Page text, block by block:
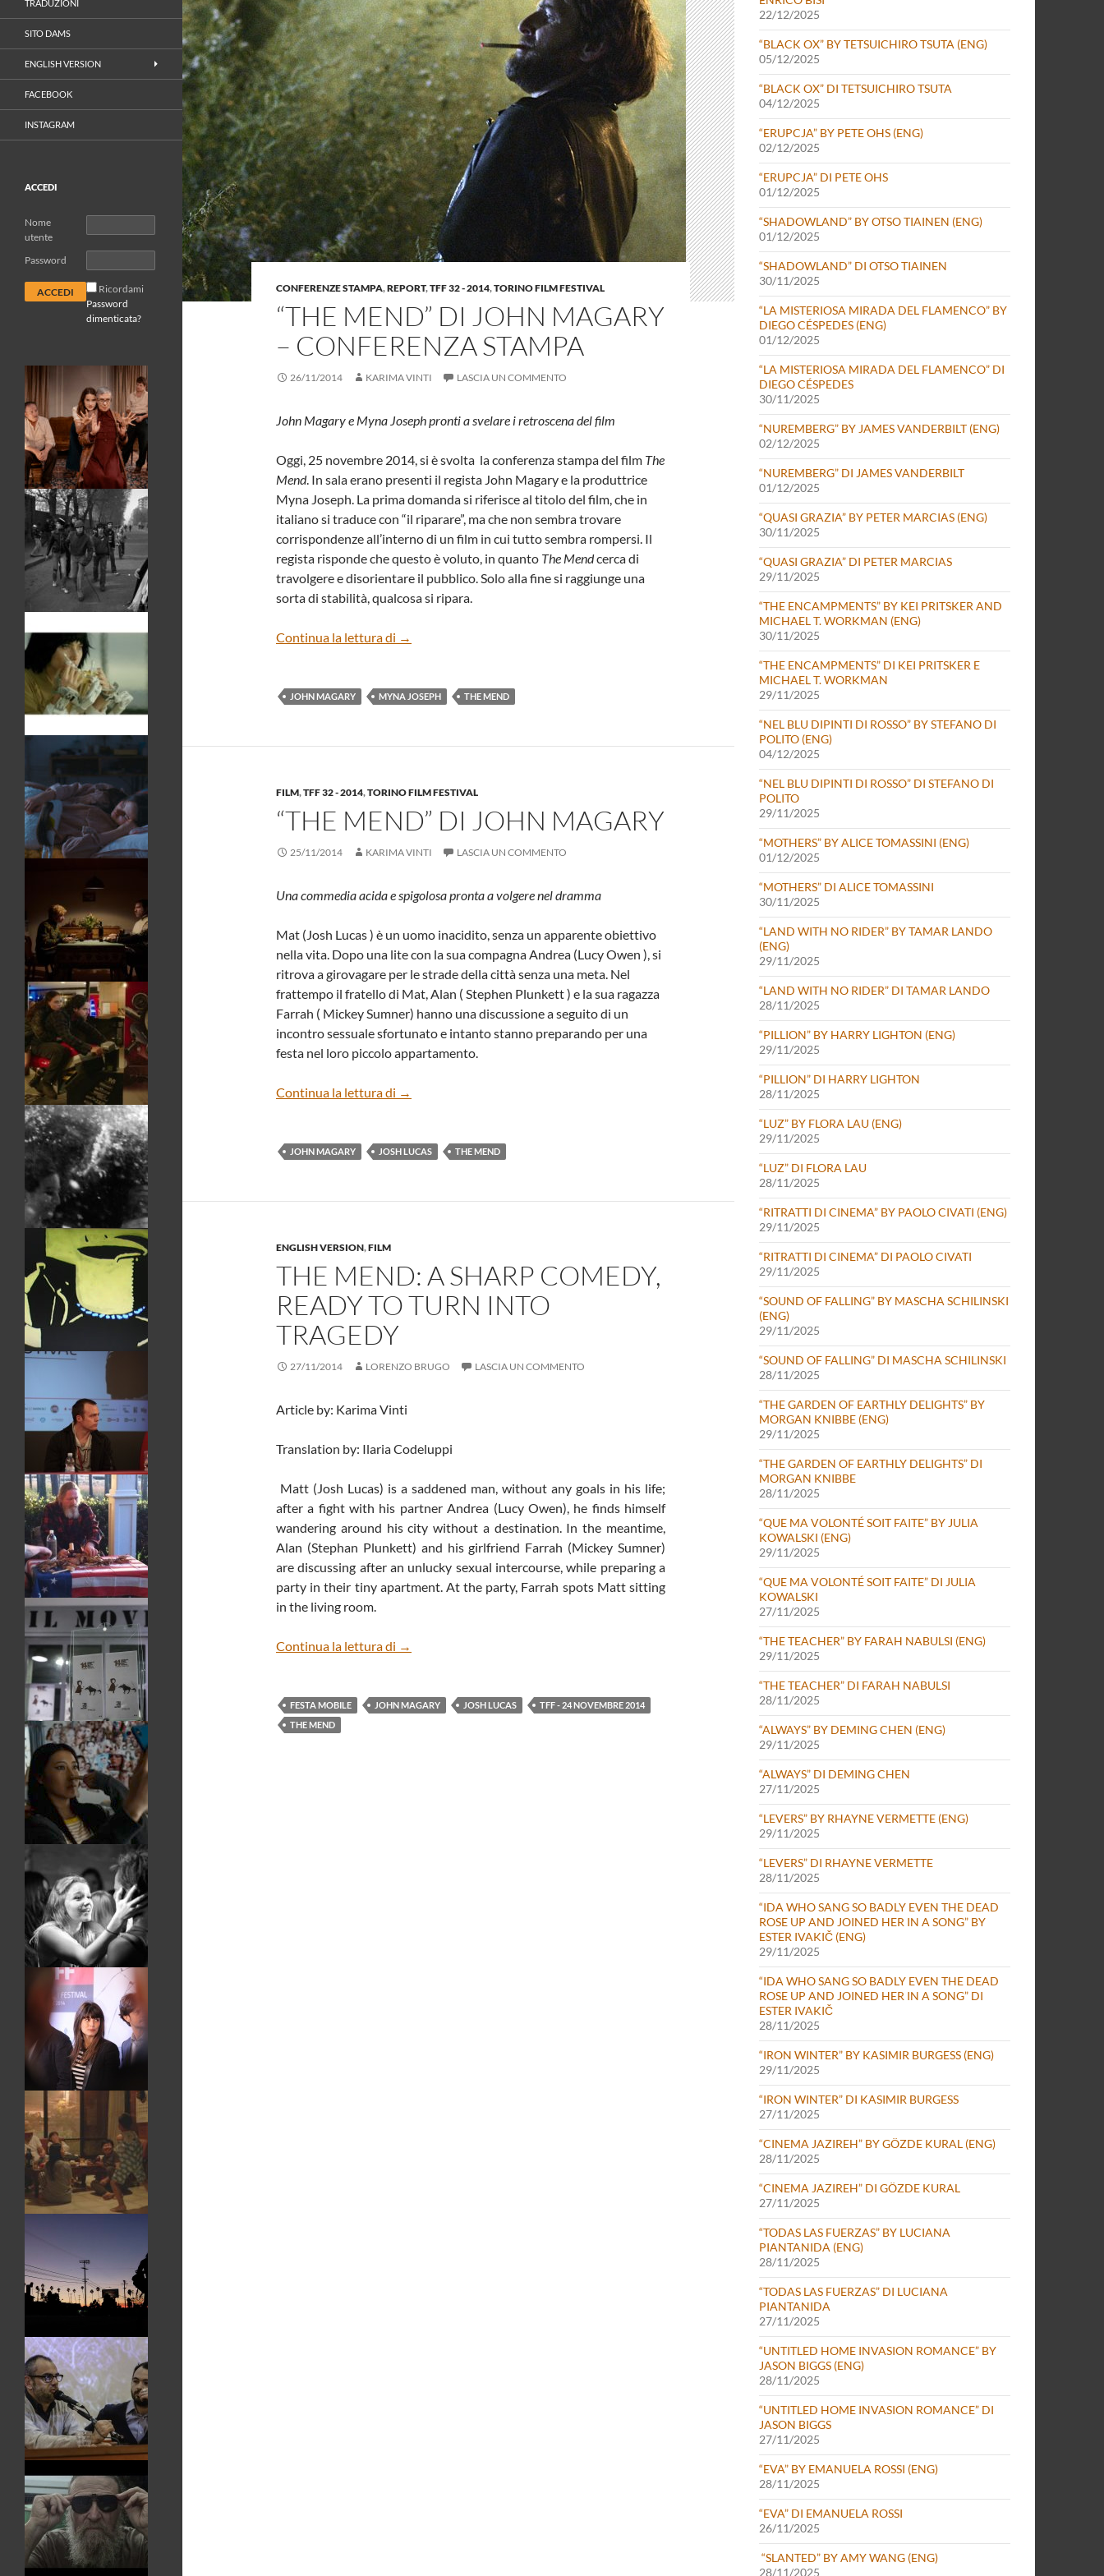
CONFERENZE STAMPA,REPORT,TFF 32 - 2014,TORINO FILM FESTIVAL
“THE MEND” DI JOHN MAGARY
– CONFERENZA STAMPA
26/11/2014 KARIMA VINTI LASCIA UN COMMENTO
John Magary e Myna Joseph pronti a svelare i retroscena del film
Oggi, 25 novembre 2014, si è svolta la conferenza stampa del film The
Mend. In sala erano presenti il regista John Magary e la produttrice
Myna Joseph. La prima domanda si riferisce al titolo del film, che in
italiano si traduce con “il riparare”, ma che non sembra trovare
corrispondenze all’interno di un film in cui tutto sembra rompersi. Il
regista risponde che questo è voluto, in quanto The Mendcerca di
travolgere e disorientare il pubblico. Solo alla fine si raggiunge una
sorta di stabilità, qualcosa si ripara.
Continua la lettura di “The Mend” di John Magary – Conferenza stampa
→
JOHN MAGARY MYNA JOSEPH THE MEND
FILM,TFF 32 - 2014,TORINO FILM FESTIVAL
“THE MEND” DI JOHN MAGARY
25/11/2014 KARIMA VINTI LASCIA UN COMMENTO
Una commedia acida e spigolosa pronta a volgere nel dramma
Mat (Josh Lucas ) è un uomo inacidito, senza un apparente obiettivo
nella vita. Dopo una lite con la sua compagna Andrea (Lucy Owen ), si
ritrova a girovagare per le strade della città senza una meta. Nel
frattempo il fratello di Mat, Alan ( Stephen Plunkett ) e la sua ragazza
Farrah ( Mickey Sumner) hanno una discussione a seguito di un
incontro sessuale sfortunato e intanto stanno preparando per una
festa nel loro piccolo appartamento.
Continua la lettura di “The Mend” di John Magary
→
JOHN MAGARY JOSH LUCAS THE MEND
ENGLISH VERSION,FILM
THE MEND: A SHARP COMEDY,
READY TO TURN INTO
TRAGEDY
27/11/2014 LORENZO BRUGO LASCIA UN COMMENTO
Article by: Karima Vinti
Translation by: Ilaria Codeluppi
Matt (Josh Lucas) is a saddened man, without any goals in his life;
after a fight with his partner Andrea (Lucy Owen), he finds himself
wandering around his city without a destination. In the meantime,
Alan (Stephan Plunkett) and his girlfriend Farrah (Mickey Sumner)
are discussing after an unlucky sexual intercourse, while preparing a
party in their tiny apartment. At the party, Farrah spots Matt sitting
in the living room.
Continua la lettura di THE MEND: A SHARP COMEDY, READY TO TURN INTO TRAGEDY
→
FESTA MOBILE JOHN MAGARY JOSH LUCAS
TFF - 24 NOVEMBRE 2014
THE MEND
22/12/2025
“BLACK OX” BY TETSUICHIRO TSUTA (ENG)
05/12/2025
“BLACK OX” DI TETSUICHIRO TSUTA
04/12/2025
“ERUPCJA” BY PETE OHS (ENG)
02/12/2025
“ERUPCJA” DI PETE OHS
01/12/2025
“SHADOWLAND” BY OTSO TIAINEN (ENG)
01/12/2025
“SHADOWLAND” DI OTSO TIAINEN
30/11/2025
“LA MISTERIOSA MIRADA DEL FLAMENCO” BY
DIEGO CÉSPEDES (ENG)
01/12/2025
“LA MISTERIOSA MIRADA DEL FLAMENCO” DI
DIEGO CÉSPEDES
30/11/2025
“NUREMBERG” BY JAMES VANDERBILT (ENG)
02/12/2025
“NUREMBERG” DI JAMES VANDERBILT
01/12/2025
“QUASI GRAZIA” BY PETER MARCIAS (ENG)
30/11/2025
“QUASI GRAZIA” DI PETER MARCIAS
29/11/2025
“THE ENCAMPMENTS” BY KEI PRITSKER AND
MICHAEL T. WORKMAN (ENG)
30/11/2025
“THE ENCAMPMENTS” DI KEI PRITSKER E
MICHAEL T. WORKMAN
29/11/2025
“NEL BLU DIPINTI DI ROSSO” BY STEFANO DI
POLITO (ENG)
04/12/2025
“NEL BLU DIPINTI DI ROSSO” DI STEFANO DI
POLITO
29/11/2025
“MOTHERS” BY ALICE TOMASSINI (ENG)
01/12/2025
“MOTHERS” DI ALICE TOMASSINI
30/11/2025
“LAND WITH NO RIDER” BY TAMAR LANDO
(ENG)
29/11/2025
“LAND WITH NO RIDER” DI TAMAR LANDO
28/11/2025
“PILLION” BY HARRY LIGHTON (ENG)
29/11/2025
“PILLION” DI HARRY LIGHTON
28/11/2025
“LUZ” BY FLORA LAU (ENG)
29/11/2025
“LUZ” DI FLORA LAU
28/11/2025
“RITRATTI DI CINEMA” BY PAOLO CIVATI (ENG)
29/11/2025
“RITRATTI DI CINEMA” DI PAOLO CIVATI
29/11/2025
“SOUND OF FALLING” BY MASCHA SCHILINSKI
(ENG)
29/11/2025
“SOUND OF FALLING” DI MASCHA SCHILINSKI
28/11/2025
“THE GARDEN OF EARTHLY DELIGHTS” BY
MORGAN KNIBBE (ENG)
29/11/2025
“THE GARDEN OF EARTHLY DELIGHTS” DI
MORGAN KNIBBE
28/11/2025
“QUE MA VOLONTÉ SOIT FAITE” BY JULIA
KOWALSKI (ENG)
29/11/2025
“QUE MA VOLONTÉ SOIT FAITE” DI JULIA
KOWALSKI
27/11/2025
“THE TEACHER” BY FARAH NABULSI (ENG)
29/11/2025
“THE TEACHER” DI FARAH NABULSI
28/11/2025
“ALWAYS” BY DEMING CHEN (ENG)
29/11/2025
“ALWAYS” DI DEMING CHEN
27/11/2025
“LEVERS” BY RHAYNE VERMETTE (ENG)
29/11/2025
“LEVERS” DI RHAYNE VERMETTE
28/11/2025
“IDA WHO SANG SO BADLY EVEN THE DEAD
ROSE UP AND JOINED HER IN A SONG” BY
ESTER IVAKIČ (ENG)
29/11/2025
“IDA WHO SANG SO BADLY EVEN THE DEAD
ROSE UP AND JOINED HER IN A SONG” DI
ESTER IVAKIČ
28/11/2025
“IRON WINTER” BY KASIMIR BURGESS (ENG)
29/11/2025
“IRON WINTER” DI KASIMIR BURGESS
27/11/2025
“CINEMA JAZIREH” BY GÖZDE KURAL (ENG)
28/11/2025
“CINEMA JAZIREH” DI GÖZDE KURAL
27/11/2025
“TODAS LAS FUERZAS” BY LUCIANA
PIANTANIDA (ENG)
28/11/2025
“TODAS LAS FUERZAS” DI LUCIANA
PIANTANIDA
27/11/2025
“UNTITLED HOME INVASION ROMANCE” BY
JASON BIGGS (ENG)
28/11/2025
“UNTITLED HOME INVASION ROMANCE” DI
JASON BIGGS
27/11/2025
“EVA” BY EMANUELA ROSSI (ENG)
28/11/2025
“EVA” DI EMANUELA ROSSI
26/11/2025
“SLANTED” BY AMY WANG (ENG)
28/11/2025
TRADUZIONI
SITO DAMS
ENGLISH VERSION
FACEBOOK
INSTAGRAM
ACCEDI
Nome
utente
Password
Ricordami
Password
dimenticata?